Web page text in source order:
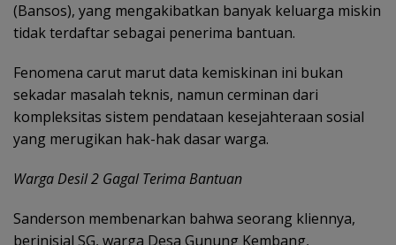
(Bansos), yang mengakibatkan banyak keluarga miskin
tidak terdaftar sebagai penerima bantuan.
Fenomena carut marut data kemiskinan ini bukan
sekadar masalah teknis, namun cerminan dari
kompleksitas sistem pendataan kesejahteraan sosial
yang merugikan hak-hak dasar warga.
Warga Desil 2 Gagal Terima Bantuan
Sanderson membenarkan bahwa seorang kliennya,
berinisial SG, warga Desa Gunung Kembang,